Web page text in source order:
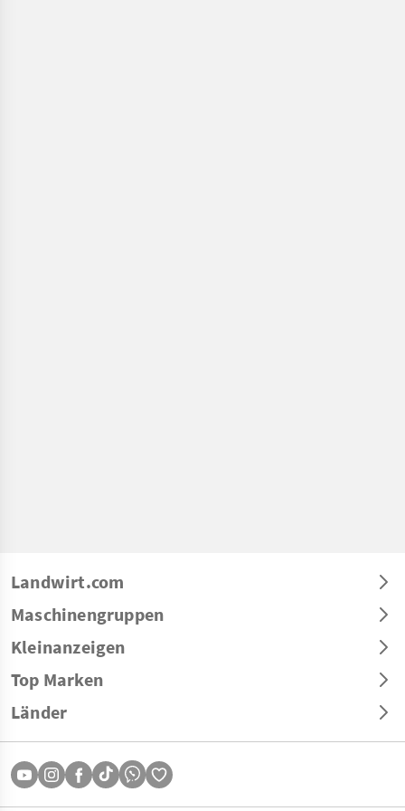
Landwirt.com
Maschinengruppen
Kleinanzeigen
Top Marken
Länder